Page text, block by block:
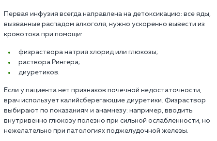
Первая инфузия всегда направлена на детоксикацию: все яды,
вызванные распадом алкоголя, нужно ускоренно вывести из
кровотока при помощи:
физраствора натрия хлорид или глюкозы;
раствора Рингера;
диуретиков.
Если у пациента нет признаков почечной недостаточности,
врач использует калийсберегающие диуретики. Физраствор
выбирают по показаниям и анамнезу: например, вводить
внутривенно глюкозу полезно при сильной ослабленности, но
нежелательно при патологиях поджелудочной железы.